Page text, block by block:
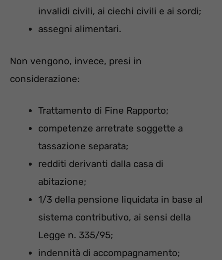
invalidi civili, ai ciechi civili e ai sordi;
assegni alimentari.
Non vengono, invece, presi in
considerazione:
Trattamento di Fine Rapporto;
competenze arretrate soggette a
tassazione separata;
redditi derivanti dalla casa di
abitazione;
1/3 della pensione liquidata in base al
sistema contributivo, ai sensi della
Legge n. 335/95;
indennità di accompagnamento;